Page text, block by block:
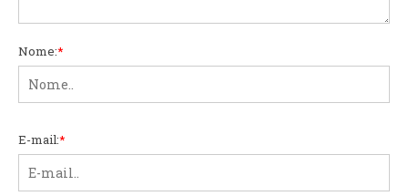
Nome:*
E-mail:*